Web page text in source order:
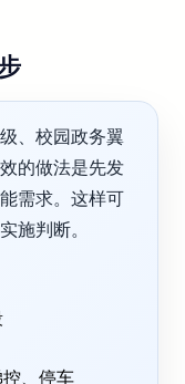
、校园政务翼
的做法是先发
需求。这样可
施判断。
、停车